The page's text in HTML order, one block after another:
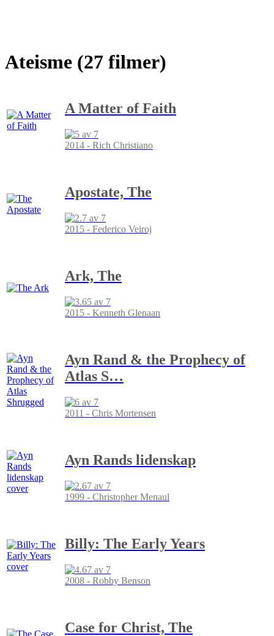
Ateisme (27 filmer)
A Matter of Faith
2014 - Rich Christiano
Apostate, The
2015 - Federico Veiroj
Ark, The
2015 - Kenneth Glenaan
Ayn Rand & the Prophecy of
Atlas S…
2011 - Chris Mortensen
Ayn Rands lidenskap
1999 - Christopher Menaul
Billy: The Early Years
2008 - Robby Benson
Case for Christ, The